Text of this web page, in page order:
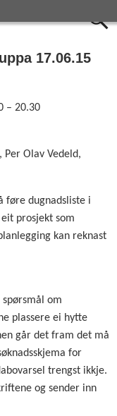
17.06.15
– 20.30
Per Olav Vedeld,
føre dugnadsliste i
prosjekt som
kan reknast
om
plassere ei hytte
går det fram det må
for
trengst ikkje.
og sender inn